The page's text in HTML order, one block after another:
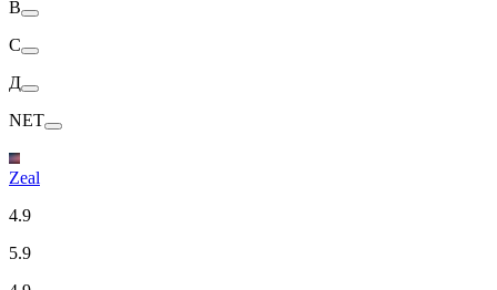
В
С
Д
NET
Zeal
4.9
5.9